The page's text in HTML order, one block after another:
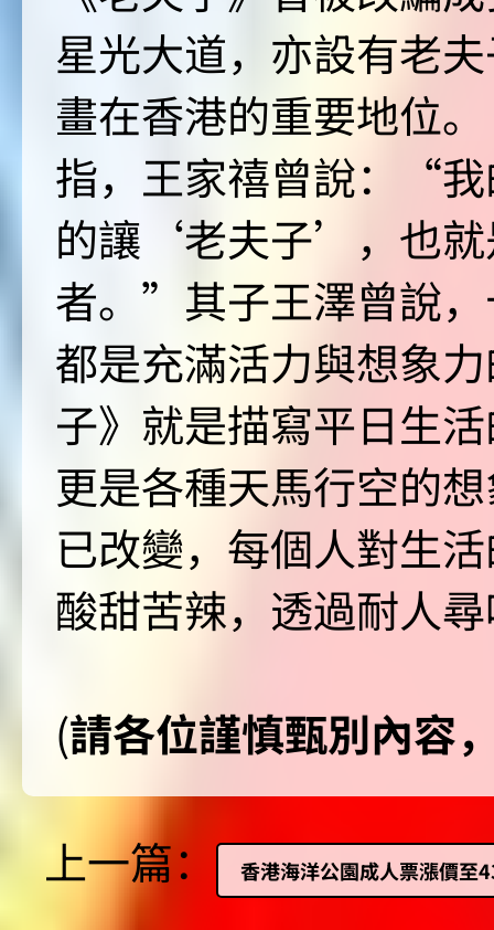
星光大道，亦設有老
畫在香港的重要地位
指，王家禧曾說：“
的讓‘老夫子’，也就
者。”其子王澤曾說
都是充滿活力與想象
子》就是描寫平日生
更是各種天馬行空的
已改變，每個人對生
酸甜苦辣，透過耐人
(請各位謹慎甄別內容
上一篇： 香港海洋公園成人票漲價至